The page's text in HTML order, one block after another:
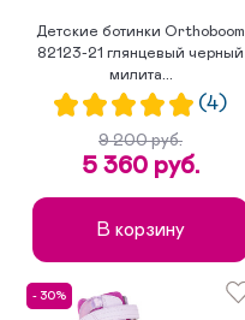
Детские ботинки Orthoboom
82123-21 глянцевый черный
милита...
(4)
9 200 руб.
5 360 руб.
В корзину
- 30%